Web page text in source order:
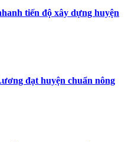
tiến độ xây dựng huyện
đạt huyện chuẩn nông